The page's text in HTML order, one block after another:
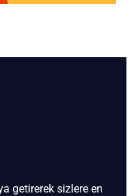
getirerek sizlere en